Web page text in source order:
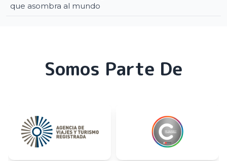
que asombra al mundo
Somos Parte De